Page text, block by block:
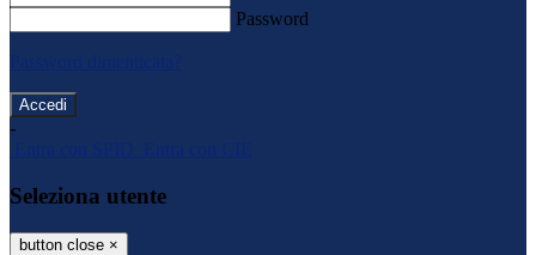
Password
Password dimenticata?
-
Entra con SPID
Entra con CIE
Seleziona utente
button close ×